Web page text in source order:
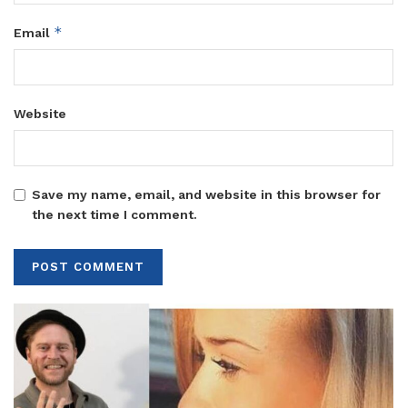
Email *
Website
Save my name, email, and website in this browser for
the next time I comment.